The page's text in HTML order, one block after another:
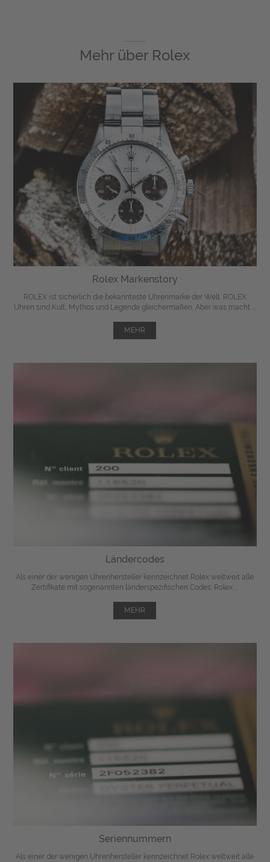
Mehr über Rolex
Rolex Markenstory
ROLEX ist sicherlich die bekannteste Uhrenmarke der Welt. ROLEX
Uhren sind Kult, Mythos und Legende gleichermaßen. Aber was macht ...
MEHR
Ländercodes
Als einer der wenigen Uhrenhersteller kennzeichnet Rolex weltweit alle
Zertifikate mit sogenannten länderspezifischen Codes. Rolex ...
MEHR
Seriennummern
Als einer der wenigen Uhrenhersteller kennzeichnet Rolex weltweit alle